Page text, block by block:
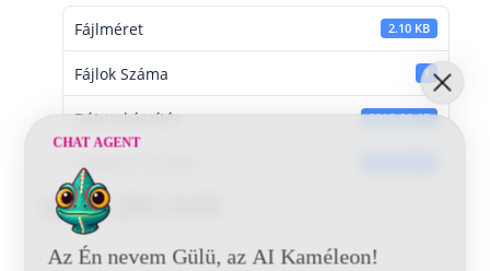
Fájlméret 2.10 KB
Fájlok Száma 1
Dátumkészítés 2016-06-15
Utoljára frissített
Opel L20U HYD
CHAT AGENT
Az Én nevem Gülü, az AI Kaméleon!